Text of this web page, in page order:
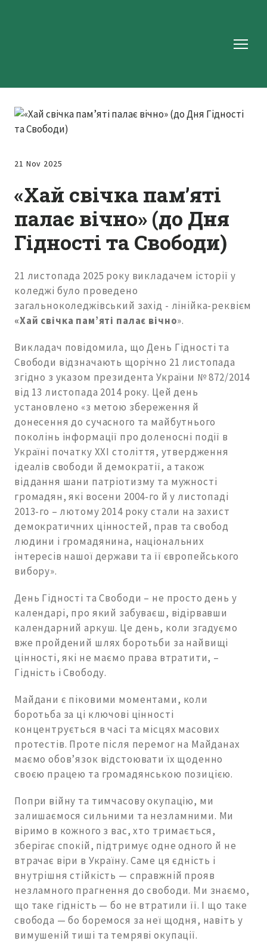
21 Nov 2025
«Хай свічка пам’яті
палає вічно» (до Дня
Гідності та Свободи)
21 листопада 2025 року викладачем історії у
коледжі було проведено
загальноколеджівський захід - лінійка-реквієм
«Хай свічка пам’яті палає вічно».
Викладач повідомила, що День Гідності та
Свободи відзначають щорічно 21 листопада
згідно з указом президента України № 872/2014
від 13 листопада 2014 року. Цей день
установлено «з метою збереження й
донесення до сучасного та майбутнього
поколінь інформації про доленосні події в
Україні початку ХХІ століття, утвердження
ідеалів свободи й демократії, а також
віддання шани патріотизму та мужності
громадян, які восени 2004-го й у листопаді
2013-го – лютому 2014 року стали на захист
демократичних цінностей, прав та свобод
людини і громадянина, національних
інтересів нашої держави та її європейського
вибору».
День Гідності та Свободи – не просто день у
календарі, про який забуваєш, відірвавши
календарний аркуш. Це день, коли згадуємо
вже пройдений шлях боротьби за найвищі
цінності, які не маємо права втратити, –
Гідність і Свободу.
Майдани є піковими моментами, коли
боротьба за ці ключові цінності
концентрується в часі та місцях масових
протестів. Проте після перемог на Майданах
маємо обов’язок відстоювати їх щоденно
своєю працею та громадянською позицією.
Попри війну та тимчасову окупацію, ми
залишаємося сильними та незламними. Ми
віримо в кожного з вас, хто тримається,
зберігає спокій, підтримує одне одного й не
втрачає віри в Україну. Саме ця єдність і
внутрішня стійкість — справжній прояв
незламного прагнення до свободи. Ми знаємо,
що таке гідність — бо не втратили її. І що таке
свобода — бо боремося за неї щодня, навіть у
вимушеній тиші та темряві окупації.